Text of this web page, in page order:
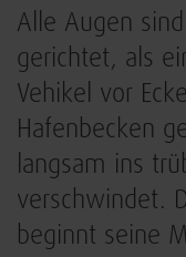
Alle Augen
gerichtet, als
Vehikel vor
Hafenbecken
langsam ins
verschwindet.
beginnt seine